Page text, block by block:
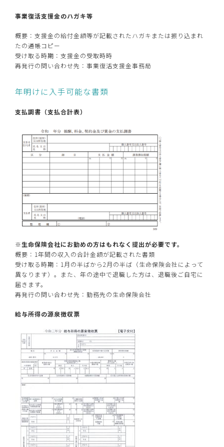
事業復活支援金のハガキ等
概要：支援金の給付金額等が記載されたハガキまたは振り込まれ
たの通帳コピー
受け取る時期：支援金の受取時時
再発行の問い合わせ先：事業復活支援金事務局
年明けに入手可能な書類
支払調書（支払合計表）
※生命保険会社にお勤めの方はもれなく提出が必要です。
概要：1年間の収入の合計金額が記載された書類
受け取る時期：1月の半ばから2月の半ば（生命保険会社によって
異なります）。また、年の途中で退職した方は、退職後ご自宅に
届きます。
再発行の問い合わせ先：勤務先の生命保険会社
給与所得の源泉徴収票